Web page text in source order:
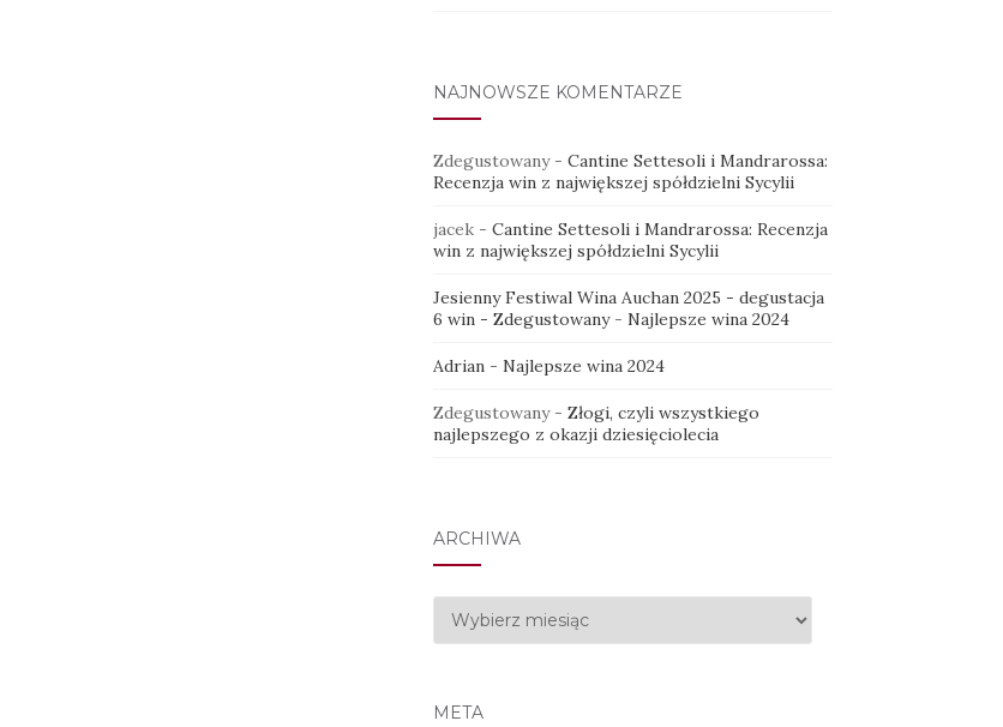
NAJNOWSZE KOMENTARZE
Zdegustowany- Cantine Settesoli i Mandrarossa:
Recenzja win z największej spółdzielni Sycylii
jacek- Cantine Settesoli i Mandrarossa: Recenzja
win z największej spółdzielni Sycylii
Jesienny Festiwal Wina Auchan 2025 - degustacja
6 win - Zdegustowany- Najlepsze wina 2024
Adrian- Najlepsze wina 2024
Zdegustowany- Złogi, czyli wszystkiego
najlepszego z okazji dziesięciolecia
ARCHIWA
Archiwa
META